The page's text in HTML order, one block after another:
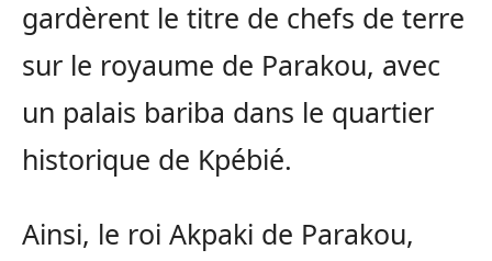
gardèrent le titre de chefs de terre
sur le royaume de Parakou, avec
un palais bariba dans le quartier
historique de Kpébié.
Ainsi, le roi Akpaki de Parakou,